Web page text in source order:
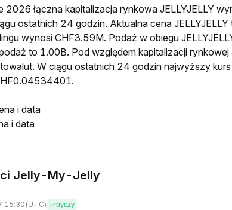
2026 łączna kapitalizacja rynkowa JELLYJELLY
ostatnich 24 godzin. Aktualna cena
wynosi CHF3.59M. Podaż w obiegu
to 1.00B. Pod względem kapitalizacji
W ciągu ostatnich 24 godzin najwyższy
i data
i data
Jelly-My-Jelly
15:30 (UTC) byczy